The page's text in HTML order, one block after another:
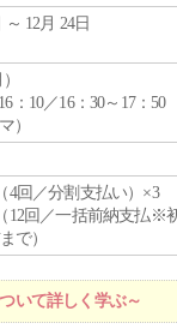
～ 12月 24日
）
：10／16：30～17：50
）
4回／分割支払い）×3
12回／一括前納支払※
で）
いて詳しく学ぶ～